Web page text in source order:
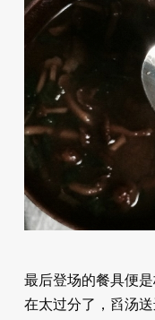
最后登场的餐具便
在太过分了，舀汤